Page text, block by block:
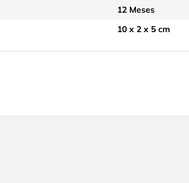
12 Meses
10 x 2 x 5 cm